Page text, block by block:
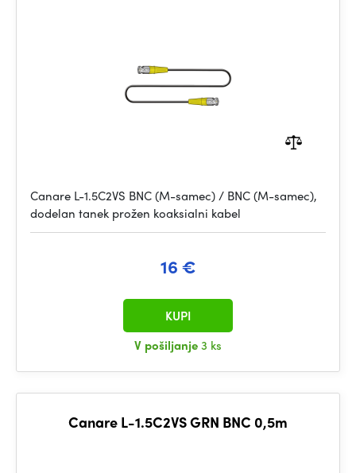
Canare L-1.5C2VS BNC (M-samec) / BNC (M-samec),
dodelan tanek prožen koaksialni kabel
16 €
V pošiljanje3 ks
KUPI
Canare L-1.5C2VS GRN BNC 0,5m